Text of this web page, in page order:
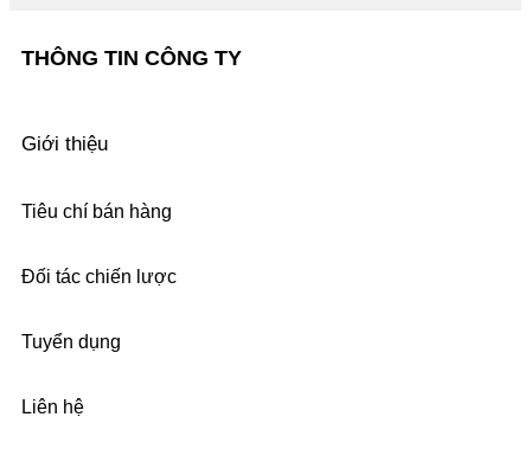
THÔNG TIN CÔNG TY
Giới thiệu
Tiêu chí bán hàng
Đối tác chiến lược
Tuyển dụng
Liên hệ